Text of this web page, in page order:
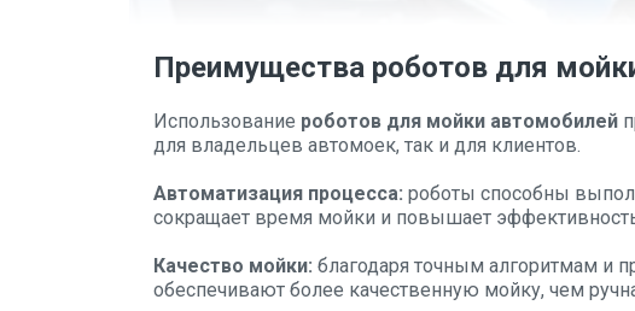
Преимущества роботов для
Использование роботов для мойки автомобилей
для владельцев автомоек, так и для клиентов.
Автоматизация процесса: роботы способны
сокращает время мойки и повышает
Качество мойки: благодаря точным алгоритмам и
обеспечивают более качественную мойку, чем